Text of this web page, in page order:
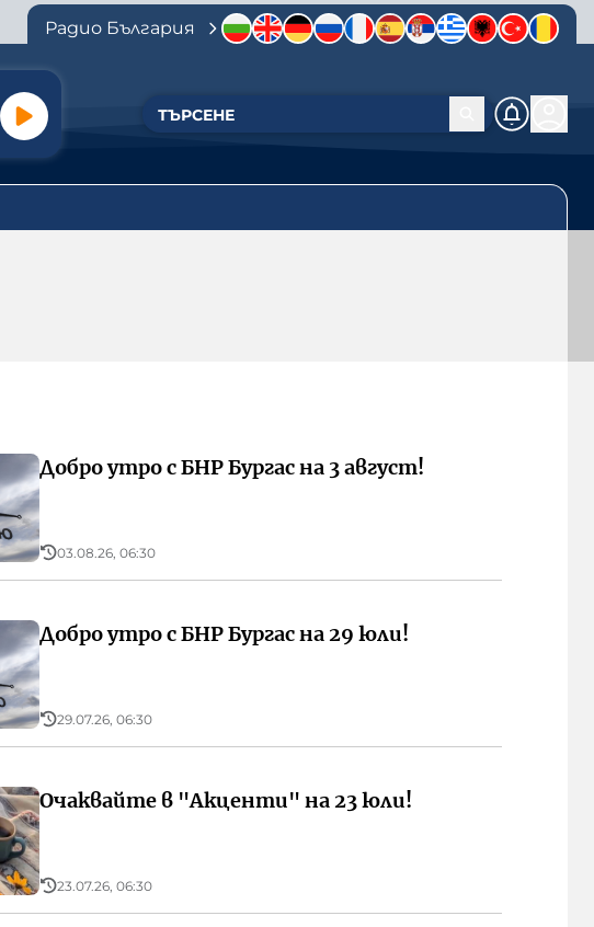
Радио България
Добро утро с БНР Бургас на 3 август!
03.08.26, 06:30
Добро утро с БНР Бургас на 29 юли!
29.07.26, 06:30
Очаквайте в "Акценти" на 23 юли!
23.07.26, 06:30